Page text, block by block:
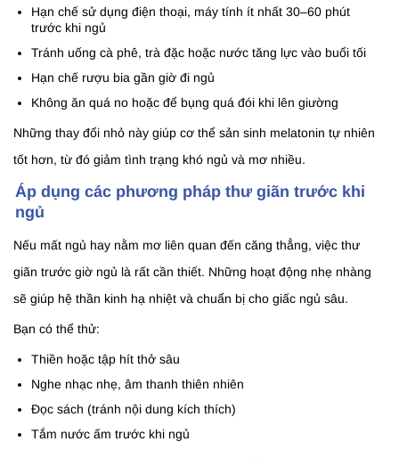
Hạn chế sử dụng điện thoại, máy tính ít nhất 30–60 phút
trước khi ngủ
Tránh uống cà phê, trà đặc hoặc nước tăng lực vào buổi tối
Hạn chế rượu bia gần giờ đi ngủ
Không ăn quá no hoặc để bụng quá đói khi lên giường
Những thay đổi nhỏ này giúp cơ thể sản sinh melatonin tự nhiên
tốt hơn, từ đó giảm tình trạng khó ngủ và mơ nhiều.
Áp dụng các phương pháp thư giãn trước khi
ngủ
Nếu mất ngủ hay nằm mơ liên quan đến căng thẳng, việc thư
giãn trước giờ ngủ là rất cần thiết. Những hoạt động nhẹ nhàng
sẽ giúp hệ thần kinh hạ nhiệt và chuẩn bị cho giấc ngủ sâu.
Bạn có thể thử:
Thiền hoặc tập hít thở sâu
Nghe nhạc nhẹ, âm thanh thiên nhiên
Đọc sách (tránh nội dung kích thích)
Tắm nước ấm trước khi ngủ